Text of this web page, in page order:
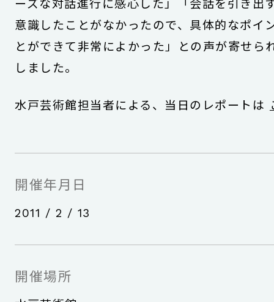
ーズな対話進行に感心した」「会話を引き出
意識したことがなかったので、具体的なポイ
とができて非常によかった」との声が寄せら
しました。
水戸芸術館担当者による、当日のレポートは
開催年月日
2011 / 2 / 13
開催場所